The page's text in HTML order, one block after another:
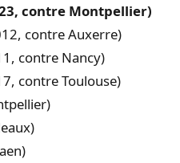
contre Montpellier)
contre Auxerre)
contre Nancy)
contre Toulouse)